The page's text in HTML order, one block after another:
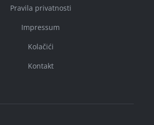
Pravila privatnosti
Impressum
Kolačići
Kontakt